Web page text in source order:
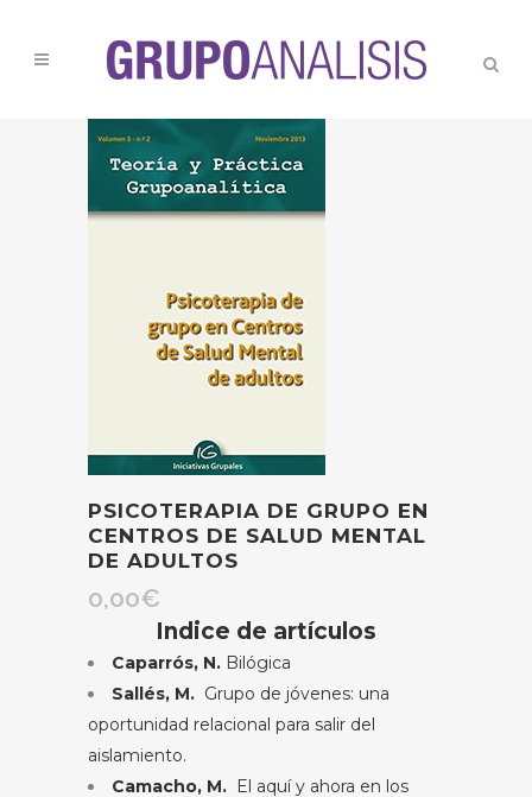
PSICOTERAPIA DE GRUPO EN
CENTROS DE SALUD MENTAL
DE ADULTOS
0,00€
Indice de artículos
Caparrós, N. Bilógica
Sallés, M. Grupo de jóvenes: una
oportunidad relacional para salir del
aislamiento.
Camacho, M. El aquí y ahora en los